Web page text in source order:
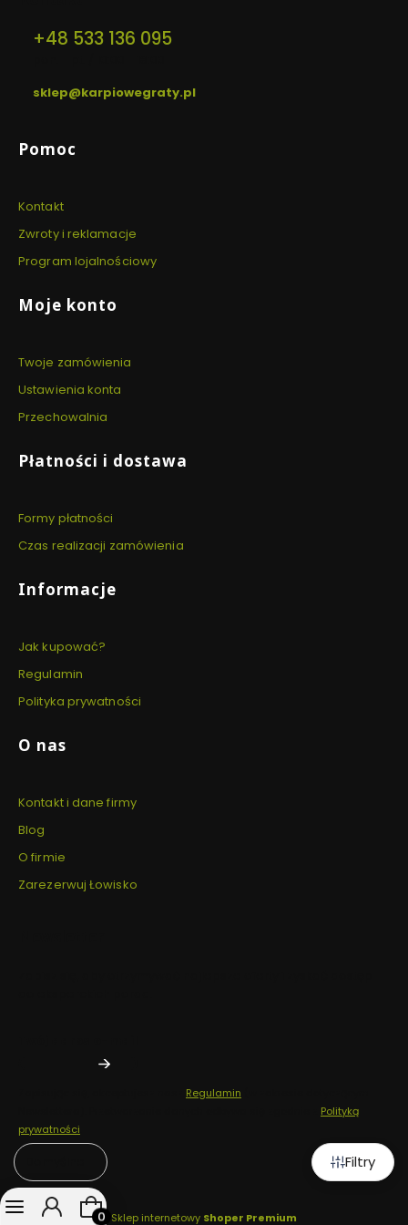
Filtry
+48 533 136 095
sklep@karpiowegraty.pl
Linki w stopce
Pomoc
Kontakt
Zwroty i reklamacje
Program lojalnościowy
Moje konto
Twoje zamówienia
Ustawienia konta
Przechowalnia
Płatności i dostawa
Formy płatności
Czas realizacji zamówienia
Informacje
Jak kupować?
Regulamin
Polityka prywatności
O nas
Kontakt i dane firmy
Blog
O firmie
Zarezerwuj Łowisko
Regulamin
Polityką
prywatności
Sklep internetowy Shoper Premium
Produkty w koszyku: 0. Zobacz szczegóły